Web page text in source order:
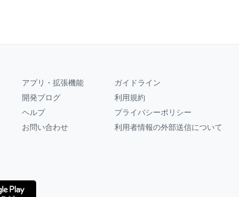
アプリ・拡張機能
開発ブログ
ヘルプ
お問い合わせ
ガイドライン
利用規約
プライバシーポリシー
利用者情報の外部送信について